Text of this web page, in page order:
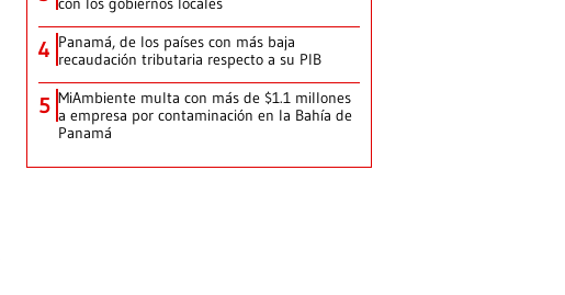
4 Panamá, de los países con más baja
recaudación tributaria respecto a su PIB
5 MiAmbiente multa con más de $1.1 millones
a empresa por contaminación en la Bahía de
Panamá